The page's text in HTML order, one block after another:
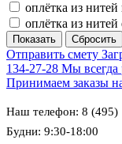
оплётка из
оплётка из
Отправить смету
134-27-28 Мы всегда
Принимаем заказы
Наш телефон: 8 (495)
Будни: 9:30-18:00